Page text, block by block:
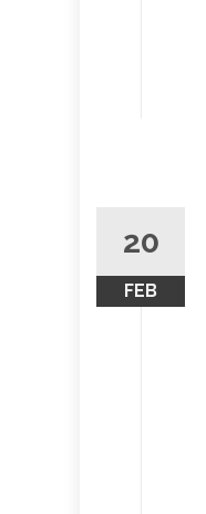
20
FEB